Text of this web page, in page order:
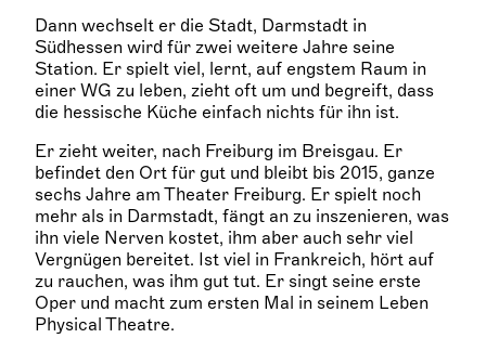
Dann wechselt er die Stadt, Darmstadt in
Südhessen wird für zwei weitere Jahre seine
Station. Er spielt viel, lernt, auf engstem Raum in
einer WG zu leben, zieht oft um und begreift, dass
die hessische Küche einfach nichts für ihn ist.
Er zieht weiter, nach Freiburg im Breisgau. Er
befindet den Ort für gut und bleibt bis 2015, ganze
sechs Jahre am Theater Freiburg. Er spielt noch
mehr als in Darmstadt, fängt an zu inszenieren, was
ihn viele Nerven kostet, ihm aber auch sehr viel
Vergnügen bereitet. Ist viel in Frankreich, hört auf
zu rauchen, was ihm gut tut. Er singt seine erste
Oper und macht zum ersten Mal in seinem Leben
Physical Theatre.